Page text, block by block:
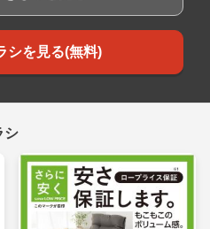
シを見る(無料)
シ